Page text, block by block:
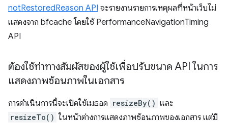
notRestoredReason API จะรายงานรายการเหตุผลที่หน้าเว็บไม่
แสดงจาก bfcache โดยใช้ PerformanceNavigationTiming
API
ต้องใช้ท่าทางสัมผัสของผู้ใช้เพื่อปรับขนาด API ในการ
แสดงภาพซ้อนภาพในเอกสาร
การดำเนินการนี้จะเปิดใช้เมธอด resizeBy() และ
resizeTo() ในหน้าต่างการแสดงภาพซ้อนภาพของเอกสาร แต่มี